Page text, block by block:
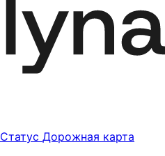
Статус Дорожная карта